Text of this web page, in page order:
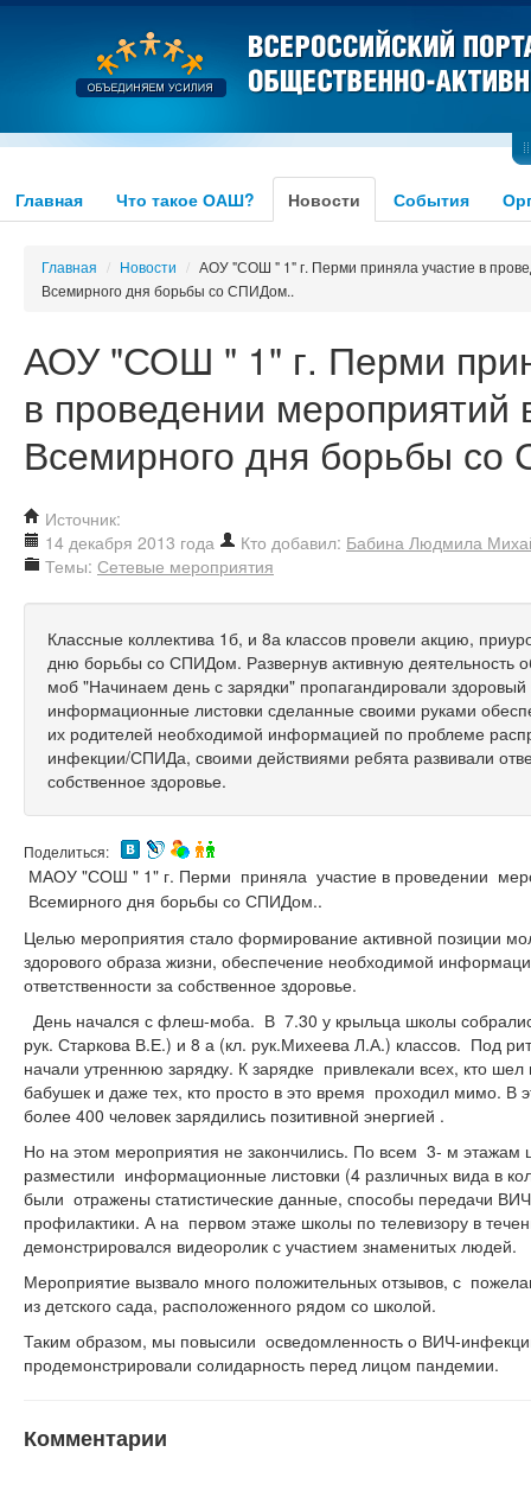
Главная Что такое ОАШ? Новости События
Главная / Новости / АОУ "СОШ " 1" г. Перми приняла участие в
Всемирного дня борьбы со СПИДом..
АОУ "СОШ " 1" г. Перми
в проведении мероприятий
Всемирного дня борьбы
Источник:
14 декабря 2013 года
Кто добавил: Бабина Людмила
Темы: Сетевые мероприятия
Классные коллектива 1б, и 8а классов провели акцию,
дню борьбы со СПИДом. Развернув активную деятельность
моб "Начинаем день с зарядки" пропагандировали здоровый
информационные листовки сделанные своими руками
их родителей необходимой информацией по проблеме
инфекции/СПИДа, своими действиями ребята развивали
собственное здоровье.
Поделиться:
МАОУ "СОШ " 1" г. Перми приняла участие в проведении
Всемирного дня борьбы со СПИДом..
Целью мероприятия стало формирование активной позиции
здорового образа жизни, обеспечение необходимой
ответственности за собственное здоровье.
День начался с флеш-моба. В 7.30 у крыльца школы
рук. Старкова В.Е.) и 8 а (кл. рук.Михеева Л.А.) классов. Под
начали утреннюю зарядку. К зарядке привлекали всех, кто
бабушек и даже тех, кто просто в это время проходил мимо. В
более 400 человек зарядились позитивной энергией .
Но на этом мероприятия не закончились. По всем 3- м этажам
разместили информационные листовки (4 различных вида в
были отражены статистические данные, способы передачи
профилактики. А на первом этаже школы по телевизору в
демонстрировался видеоролик с участием знаменитых людей.
Мероприятие вызвало много положительных отзывов, с
из детского сада, расположенного рядом со школой.
Таким образом, мы повысили осведомленность о ВИЧ-
продемонстрировали солидарность перед лицом пандемии.
Комментарии